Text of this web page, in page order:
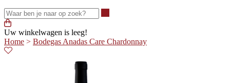
Uw winkelwagen is leeg!
Home > Bodegas Anadas Care Chardonnay